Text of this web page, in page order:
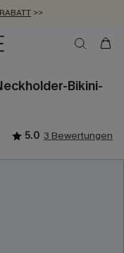
>>
ERHALTEN
89 €
Bikini-
5.0 3 Bewertungen